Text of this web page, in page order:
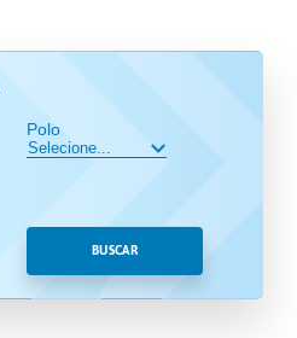
Polo
BUSCAR